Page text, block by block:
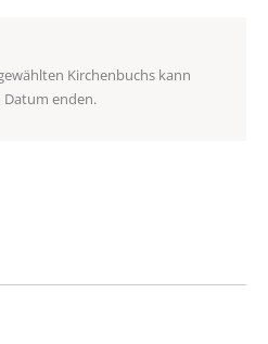
Kirchenbuchs kann
enden.